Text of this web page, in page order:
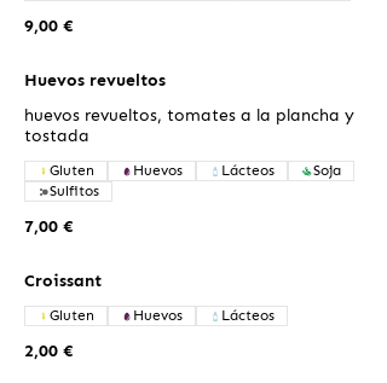
9,00 €
Huevos revueltos
huevos revueltos, tomates a la plancha y
tostada
7,00 €
Gluten Huevos Lácteos
Soja
Sulfitos
Croissant
2,00 €
Gluten Huevos Lácteos